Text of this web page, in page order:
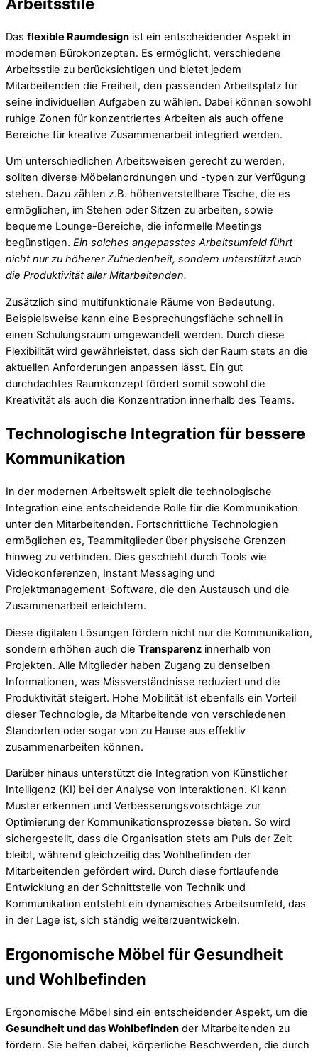
Das flexible Raumdesign ist ein entscheidender Aspekt in
modernen Bürokonzepten. Es ermöglicht, verschiedene
Arbeitsstile zu berücksichtigen und bietet jedem
Mitarbeitenden die Freiheit, den passenden Arbeitsplatz für
seine individuellen Aufgaben zu wählen. Dabei können sowohl
ruhige Zonen für konzentriertes Arbeiten als auch offene
Bereiche für kreative Zusammenarbeit integriert werden.
Um unterschiedlichen Arbeitsweisen gerecht zu werden,
sollten diverse Möbelanordnungen und -typen zur Verfügung
stehen. Dazu zählen z.B. höhenverstellbare Tische, die es
ermöglichen, im Stehen oder Sitzen zu arbeiten, sowie
bequeme Lounge-Bereiche, die informelle Meetings
begünstigen. Ein solches angepasstes Arbeitsumfeld führt
nicht nur zu höherer Zufriedenheit, sondern unterstützt auch
die Produktivität aller Mitarbeitenden.
Zusätzlich sind multifunktionale Räume von Bedeutung.
Beispielsweise kann eine Besprechungsfläche schnell in
einen Schulungsraum umgewandelt werden. Durch diese
Flexibilität wird gewährleistet, dass sich der Raum stets an die
aktuellen Anforderungen anpassen lässt. Ein gut
durchdachtes Raumkonzept fördert somit sowohl die
Kreativität als auch die Konzentration innerhalb des Teams.
Technologische Integration für bessere
Kommunikation
In der modernen Arbeitswelt spielt die technologische
Integration eine entscheidende Rolle für die Kommunikation
unter den Mitarbeitenden. Fortschrittliche Technologien
ermöglichen es, Teammitglieder über physische Grenzen
hinweg zu verbinden. Dies geschieht durch Tools wie
Videokonferenzen, Instant Messaging und
Projektmanagement-Software, die den Austausch und die
Zusammenarbeit erleichtern.
Diese digitalen Lösungen fördern nicht nur die Kommunikation,
sondern erhöhen auch die Transparenz innerhalb von
Projekten. Alle Mitglieder haben Zugang zu denselben
Informationen, was Missverständnisse reduziert und die
Produktivität steigert. Hohe Mobilität ist ebenfalls ein Vorteil
dieser Technologie, da Mitarbeitende von verschiedenen
Standorten oder sogar von zu Hause aus effektiv
zusammenarbeiten können.
Darüber hinaus unterstützt die Integration von Künstlicher
Intelligenz (KI) bei der Analyse von Interaktionen. KI kann
Muster erkennen und Verbesserungsvorschläge zur
Optimierung der Kommunikationsprozesse bieten. So wird
sichergestellt, dass die Organisation stets am Puls der Zeit
bleibt, während gleichzeitig das Wohlbefinden der
Mitarbeitenden gefördert wird. Durch diese fortlaufende
Entwicklung an der Schnittstelle von Technik und
Kommunikation entsteht ein dynamisches Arbeitsumfeld, das
in der Lage ist, sich ständig weiterzuentwickeln.
Ergonomische Möbel für Gesundheit
und Wohlbefinden
Ergonomische Möbel sind ein entscheidender Aspekt, um die
Gesundheit und das Wohlbefinden der Mitarbeitenden zu
fördern. Sie helfen dabei, körperliche Beschwerden, die durch